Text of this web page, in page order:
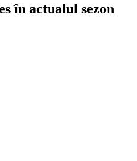
în actualul sezon